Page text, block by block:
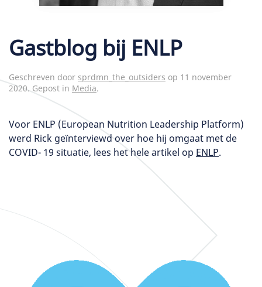
Gastblog bij ENLP
Geschreven door sprdmn_the_outsiders op 11 november
2020. Gepost in Media.
Voor ENLP (European Nutrition Leadership Platform)
werd Rick geïnterviewd over hoe hij omgaat met de
COVID- 19 situatie, lees het hele artikel op ENLP.